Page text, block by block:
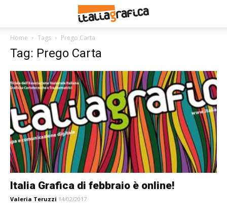
Home Tags Prego Carta
Tag: Prego Carta
Italia Grafica di febbraio è online!
Valeria Teruzzi 14/02/2017